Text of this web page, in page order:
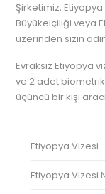
Şirketimiz,
Büyükelçiliği veya
üzerinden sizin
Evraksız Etiyopya
ve 2 adet
üçüncü bir kişi
Etiyopya Vizesi
Etiyopya Vizesi